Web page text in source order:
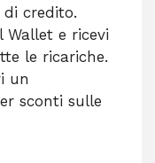
credito.
Wallet e ricevi
le ricariche.
un
sconti sulle